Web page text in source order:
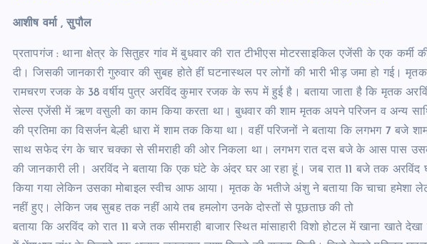
आशीष वर्मा , सुपौल
प्रतापगंज : थाना क्षेत्र के सितुहर गांव में बुधवार की रात टीभीएस मोटरसाइकिल एजेंसी के एक कर्मी
दी। जिसकी जानकारी गुरुवार की सुबह होते हीं घटनास्थल पर लोगों की भारी भीड़ जमा हो गई। मृतक
रामचरण रजक के 38 वर्षीय पुत्र अरविंद कुमार रजक के रूप में हुई है। बताया जाता है कि मृतक अरविंद
सेल्स एजेंसी में ऋण वसुली का काम किया करता था। बुधवार की शाम मृतक अपने परिजन व अन्य
की प्रतिमा का विसर्जन बेल्ही धारा में शाम तक किया था। वहीं परिजनों ने बताया कि लगभग 7 बजे
साथ सफेद रंग के चार चक्का से सीमराही की ओर निकला था। लगभग रात दस बजे के आस पास
की जानकारी ली। अरविंद ने बताया कि एक घंटे के अंदर घर आ रहा हूं। जब रात 11 बजे तक अरविंद
किया गया लेकिन उसका मोबाइल स्वीच आफ आया। मृतक के भतीजे अंशु ने बताया कि चाचा हमेशा
नहीं हुए। लेकिन जब सुबह तक नहीं आये तब हमलोग उनके दोस्तों से पूछताछ की तो
बताया कि अरविंद को रात 11 बजे तक सीमराही बाजार स्थित मांसाहारी विशो होटल में खाना खाते